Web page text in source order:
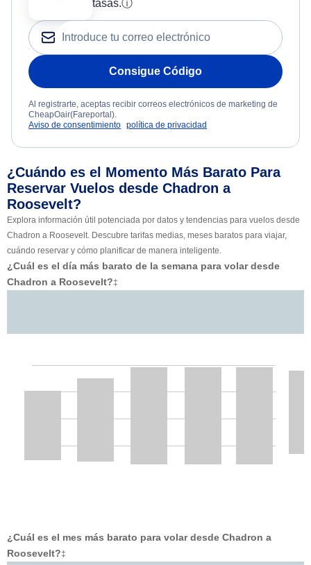
tasas.ⓘ
Consigue Código
Al registrarte, aceptas recibir correos electrónicos de marketing de
CheapOair(Fareportal).
Aviso de consentimiento política de privacidad
¿Cuándo es el Momento Más Barato Para
Reservar Vuelos desde Chadron a
Roosevelt?
Explora información útil potenciada por datos y tendencias para vuelos desde
Chadron a Roosevelt. Descubre tarifas medias, meses baratos para viajar,
cuándo reservar y cómo planificar de manera inteligente.
¿Cuál es el día más barato de la semana para volar desde
Chadron a Roosevelt?‡
¿Cuál es el mes más barato para volar desde Chadron a
Roosevelt?‡